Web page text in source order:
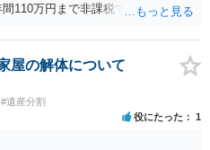
110万円まで非課税であり、トイ
屋の解体について
#遺産分割
役にたった 1